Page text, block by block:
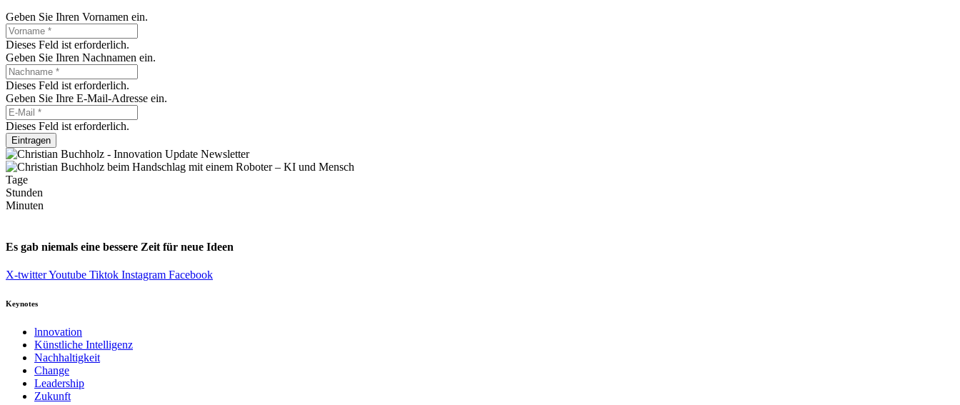
Geben Sie Ihren Vornamen ein.
Dieses Feld ist erforderlich.
Geben Sie Ihren Nachnamen ein.
Dieses Feld ist erforderlich.
Geben Sie Ihre E-Mail-Adresse ein.
Dieses Feld ist erforderlich.
Eintragen
Tage
Stunden
Minuten
Es gab niemals eine bessere Zeit für neue Ideen
X-twitterYoutube Tiktok Instagram Facebook
Keynotes
lnnovation
Künstliche Intelligenz
Nachhaltigkeit
Change
Leadership
Zukunft